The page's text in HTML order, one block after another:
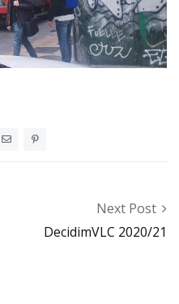
Next Post
DecidimVLC 2020/21